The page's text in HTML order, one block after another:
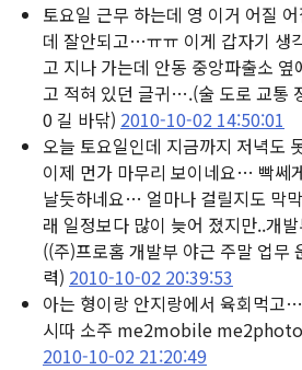
토요일 근무 하는데 영 이거 어질
데 잘안되고…ㅠㅠ 이게 갑자기 생
고 지나 가는데 안동 중앙파출소 옆
고 적혀 있던 글귀….(술 도로 교통
0 길 바닦) 2010-10-02 14:50:01
오늘 토요일인데 지금까지 저녁도
이제 먼가 마무리 보이네요… 빡쎄
날듯하네요… 얼마나 걸릴지도 막
래 일정보다 많이 늦어 졌지만..개
((주)프로홈 개발부 야근 주말 업무
력) 2010-10-02 20:39:53
아는 형이랑 안지랑에서 육회먹고
시따 소주 me2mobile
2010-10-02 21:20:49